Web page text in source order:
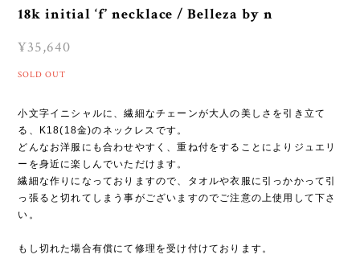
18k initial ‘f’ necklace / Belleza by n
¥35,640
SOLD OUT
小文字イニシャルに、繊細なチェーンが大人の美しさを引き立て
る、K18(18金)のネックレスです。
どんなお洋服にも合わせやすく、重ね付をすることによりジュエリ
ーを身近に楽しんでいただけます。
繊細な作りになっておりますので、タオルや衣服に引っかかって引
っ張ると切れてしまう事がございますのでご注意の上使用して下さ
い。
もし切れた場合有償にて修理を受け付けております。